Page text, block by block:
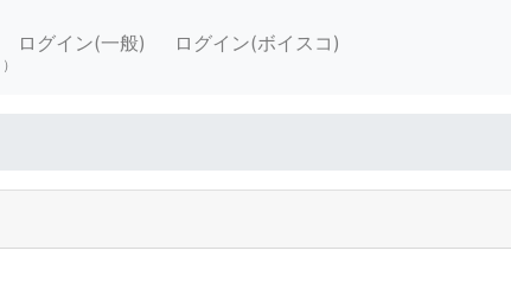
ログイン(一般) ログイン(ボイスコ)